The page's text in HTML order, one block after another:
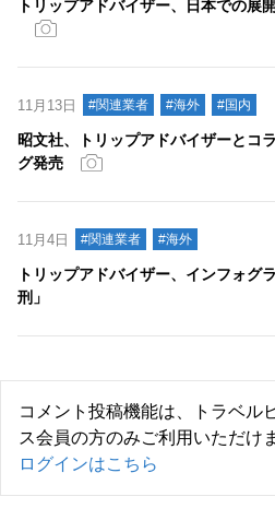
トリップアドバイザー、日本での展
11月13日 #関連業者 #海外 #国内
昭文社、トリップアドバイザーとコ
グ発売
11月4日 #関連業者 #海外
トリップアドバイザー、インフォグ
刑」
コメント投稿機能は、トラベル
ス会員の方のみご利用いただけ
ログインはこちら